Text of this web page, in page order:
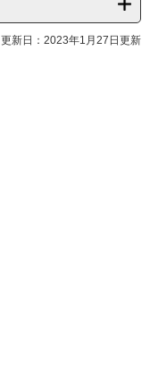
更新日：2023年1月27日更新